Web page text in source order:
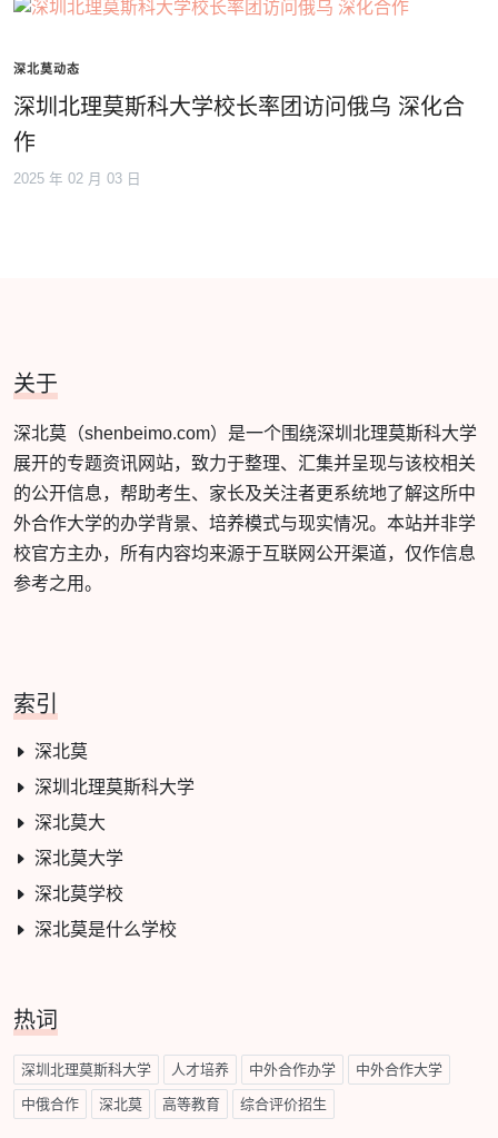
深北莫动态
深圳北理莫斯科大学校长率团访问俄乌 深化合
作
2025 年 02 月 03 日
关于
深北莫（shenbeimo.com）是一个围绕深圳北理莫斯科大学
展开的专题资讯网站，致力于整理、汇集并呈现与该校相关
的公开信息，帮助考生、家长及关注者更系统地了解这所中
外合作大学的办学背景、培养模式与现实情况。本站并非学
校官方主办，所有内容均来源于互联网公开渠道，仅作信息
参考之用。
索引
深北莫
深圳北理莫斯科大学
深北莫大
深北莫大学
深北莫学校
深北莫是什么学校
热词
深圳北理莫斯科大学 人才培养 中外合作办学 中外合作大学
中俄合作 深北莫 高等教育 综合评价招生